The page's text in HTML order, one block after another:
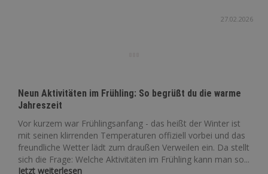
27.02.2026
Neun Aktivitäten im Frühling: So begrüßt du die warme
Jahreszeit
Vor kurzem war Frühlingsanfang - das heißt der Winter ist
mit seinen klirrenden Temperaturen offiziell vorbei und das
freundliche Wetter lädt zum draußen Verweilen ein. Da stellt
sich die Frage: Welche Aktivitäten im Frühling kann man so...
Jetzt weiterlesen